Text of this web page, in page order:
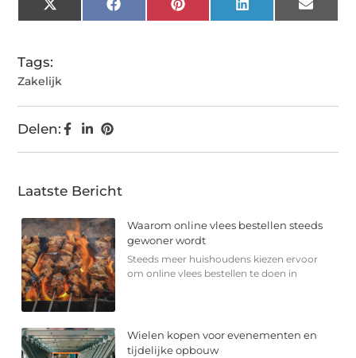
X
(Twitter)
FacebookPinterest LinkedIn Email
Tags:
Zakelijk
Delen:
Laatste Bericht
Waarom online vlees bestellen steeds
gewoner wordt
Steeds meer huishoudens kiezen ervoor
om online vlees bestellen te doen in
Wielen kopen voor evenementen en
tijdelijke opbouw